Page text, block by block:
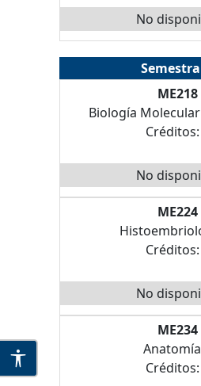
No
ME218
Biología
Créditos:
No
ME224
Créditos:
No
ME234
Créditos: